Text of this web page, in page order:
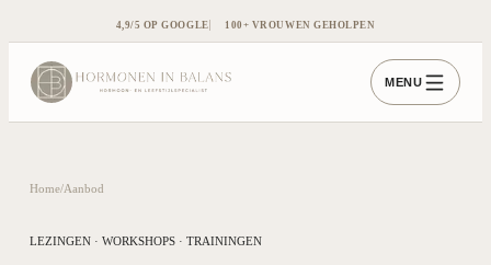
4,9/5 OP GOOGLE 100+ VROUWEN GEHOLPEN
MENU
Home/Aanbod
LEZINGEN · WORKSHOPS · TRAININGEN